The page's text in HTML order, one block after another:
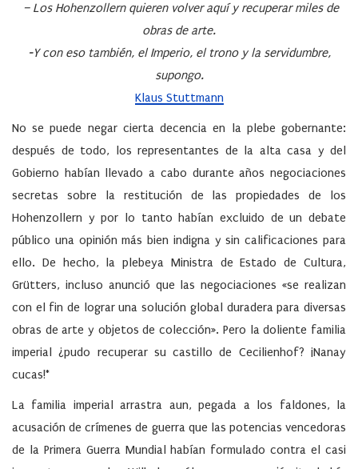
– Los Hohenzollern quieren volver aquí y recuperar miles de
obras de arte.
-Y con eso también, el Imperio, el trono y la servidumbre,
supongo.
Klaus Stuttmann
No se puede negar cierta decencia en la plebe gobernante:
después de todo, los representantes de la alta casa y del
Gobierno habían llevado a cabo durante años negociaciones
secretas sobre la restitución de las propiedades de los
Hohenzollern y por lo tanto habían excluido de un debate
público una opinión más bien indigna y sin calificaciones para
ello. De hecho, la plebeya Ministra de Estado de Cultura,
Grütters, incluso anunció que las negociaciones «se realizan
con el fin de lograr una solución global duradera para diversas
obras de arte y objetos de colección». Pero la doliente familia
imperial ¿pudo recuperar su castillo de Cecilienhof? ¡Nanay
cucas!*
La familia imperial arrastra aun, pegada a los faldones, la
acusación de crímenes de guerra que las potencias vencedoras
de la Primera Guerra Mundial habían formulado contra el casi